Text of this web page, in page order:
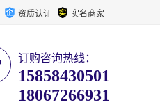
资质认证 实名商家
订购咨询热线：
15858430501
18067266931